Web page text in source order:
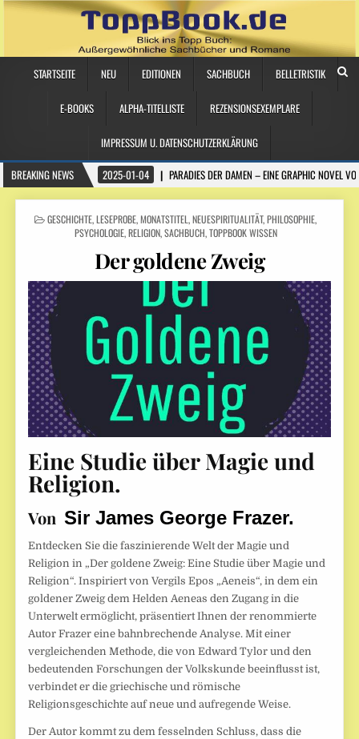
STARTSEITE NEU EDITIONEN SACHBUCH BELLETRISTIK
E-BOOKS ALPHA-TITELLISTE REZENSIONSEXEMPLARE
IMPRESSUM U. DATENSCHUTZERKLÄRUNG
BREAKING NEWS
2025-01-04 PARADIES DER DAMEN – EINE GRAPHIC NOVEL
POSTED
GESCHICHTE,LESEPROBE,MONATSTITEL,NEUESPIRITUALITÄT,PHILOSOPHIE,
PSYCHOLOGIE,RELIGION,SACHBUCH,TOPPBOOK WISSEN
Der goldene Zweig
Eine Studie über Magie und
Religion.
VonSir James George Frazer.
Entdecken Sie die faszinierende Welt der Magie und
Religion in „Der goldene Zweig: Eine Studie über Magie und
Religion“. Inspiriert von Vergils Epos „Aeneis“, in dem ein
goldener Zweig dem Helden Aeneas den Zugang in die
Unterwelt ermöglicht, präsentiert Ihnen der renommierte
Autor Frazer eine bahnbrechende Analyse. Mit einer
vergleichenden Methode, die von Edward Tylor und den
bedeutenden Forschungen der Volkskunde beeinflusst ist,
verbindet er die griechische und römische
Religionsgeschichte auf neue und aufregende Weise.
Der Autor kommt zu dem fesselnden Schluss, dass die